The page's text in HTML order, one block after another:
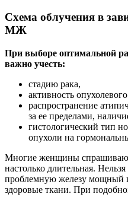
Схема облучения в
МЖ
При выборе оптимальной
важно учесть:
стадию рака,
активность
распространение
за ее пределами,
гистологический тип
опухоли на
Многие женщины
настолько длительная.
проблемную железу мощный
здоровые ткани. При